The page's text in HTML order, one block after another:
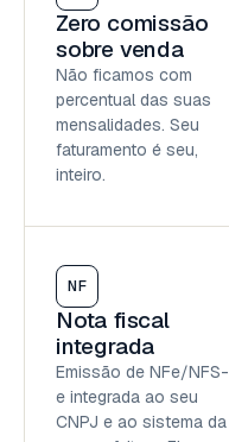
Zero comissão
sobre venda
Não ficamos com
percentual das suas
mensalidades. Seu
faturamento é seu,
inteiro.
NF
Nota fiscal
integrada
Emissão de NFe/NFS-
e integrada ao seu
CNPJ e ao sistema da